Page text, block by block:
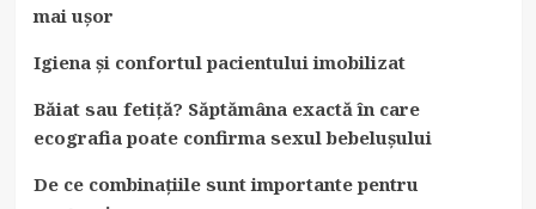
mai ușor
Igiena și confortul pacientului imobilizat
Băiat sau fetiță? Săptămâna exactă în care
ecografia poate confirma sexul bebelușului
De ce combinațiile sunt importante pentru